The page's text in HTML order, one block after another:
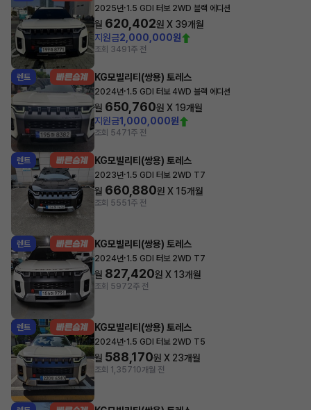
2025년·1.5 GDI 터보 2WD 블랙 에디션
월 620,402원 X 39개월
지원금2,000,000원
조회 3491주 전
렌트 KG모빌리티(쌍용) 토레스
2024년·1.5 GDI 터보 4WD 블랙 에디션
월 650,760원 X 19개월
지원금1,000,000원
조회 5471주 전
렌트 KG모빌리티(쌍용) 토레스
2023년·1.5 GDI 터보 2WD T7
월 660,880원 X 15개월
조회 5551주 전
렌트 KG모빌리티(쌍용) 토레스
2024년·1.5 GDI 터보 2WD T7
월 827,420원 X 13개월
조회 5972주 전
렌트 KG모빌리티(쌍용) 토레스
2024년·1.5 GDI 터보 2WD T5
월 588,170원 X 23개월
조회 1,35710개월 전